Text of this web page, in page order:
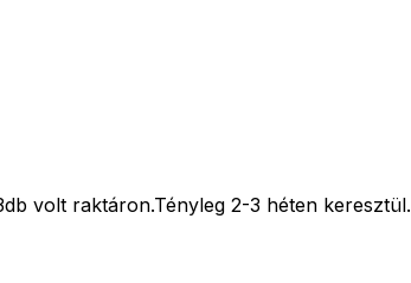
volt raktáron.Tényleg 2-3 héten keresztül.